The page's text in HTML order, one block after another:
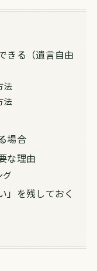
きる（遺言自由
法
法
場合
な理由
グ
」を残しておく